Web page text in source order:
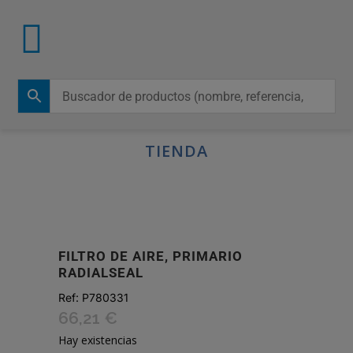
TIENDA
FILTRO DE AIRE, PRIMARIO
RADIALSEAL
Ref: P780331
66,21 €
Hay existencias